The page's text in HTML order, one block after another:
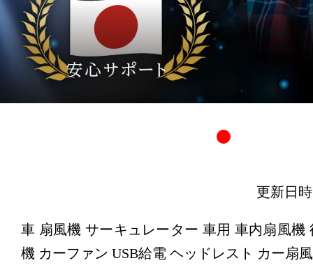
更新日
車 扇風機 サーキュレーター 車用 車内扇風機
機 カーファン USB給電 ヘッドレスト カー扇